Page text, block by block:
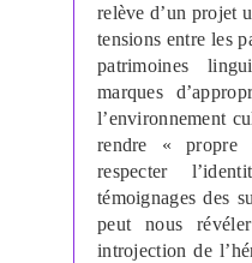
relève d’un projet
tensions entre les
patrimoines
marques
l’environnement
rendre «
respecter
témoignages des
peut nous
introjection de